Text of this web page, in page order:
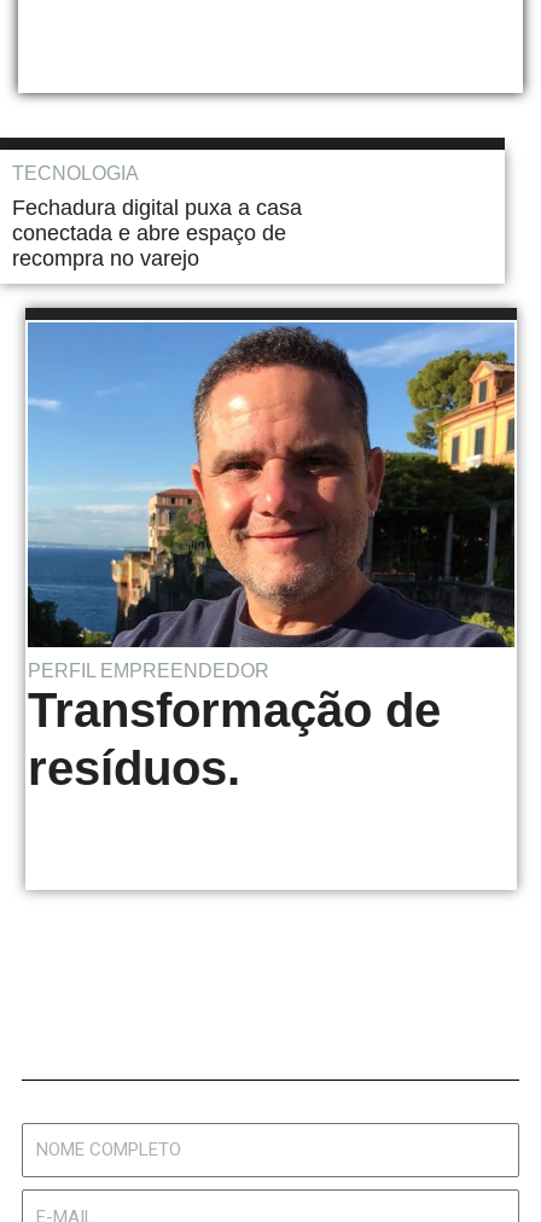
TECNOLOGIA
Fechadura digital puxa a casa
conectada e abre espaço de
recompra no varejo
PERFIL EMPREENDEDOR
Transformação de
resíduos.